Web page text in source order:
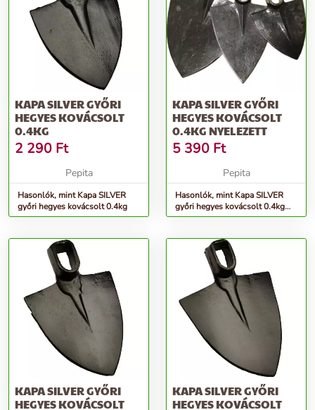
KAPA SILVER GYŐRI
HEGYES KOVÁCSOLT
0.4KG
2 290 Ft
Pepita
Hasonlók, mint Kapa SILVER
győri hegyes kovácsolt 0.4kg
KAPA SILVER GYŐRI
HEGYES KOVÁCSOLT
0.4KG NYELEZETT
5 390 Ft
Pepita
Hasonlók, mint Kapa SILVER
győri hegyes kovácsolt 0.4kg
NYELEZETT
KAPA SILVER GYŐRI
HEGYES KOVÁCSOLT
KAPA SILVER GYŐRI
HEGYES KOVÁCSOLT